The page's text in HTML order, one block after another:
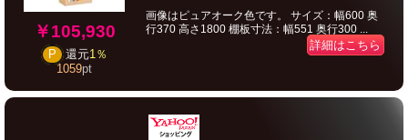
￥105,930
P 還元1％
1059pt
画像はピュアオーク色です。 サイズ：幅600 奥
行370 高さ1800 棚板寸法：幅551 奥行300 ...
詳細はこちら